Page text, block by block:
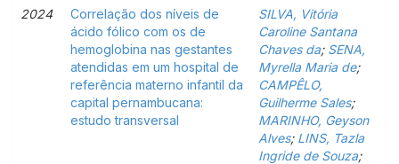
2024
Correlação dos níveis de
ácido fólico com os de
hemoglobina nas gestantes
atendidas em um hospital de
referência materno infantil da
capital pernambucana:
estudo transversal
SILVA, Vitória
Caroline Santana
Chaves da; SENA,
Myrella Maria de;
CAMPÊLO,
Guilherme Sales;
MARINHO, Geyson
Alves; LINS, Tazla
Ingride de Souza;